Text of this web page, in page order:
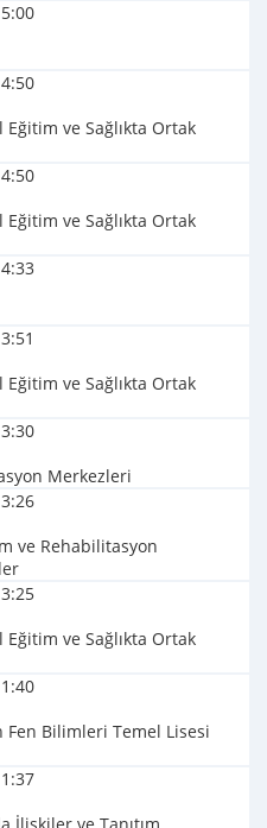
ve Sağlıkta Ortak
ve Sağlıkta Ortak
ve Sağlıkta Ortak
Merkezleri
ve Rehabilitasyon
ve Sağlıkta Ortak
Fen Bilimleri Temel Lisesi